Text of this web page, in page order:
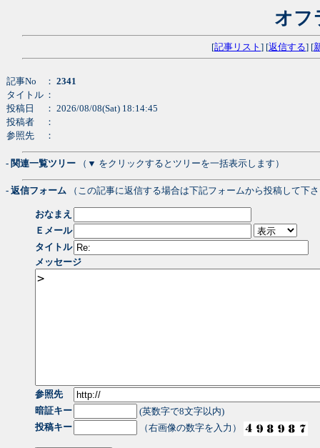
オフ
[記事リスト ] [返信する] [
記事No ： 2341
タイトル ：
投稿日
： 2026/08/08(Sat) 18:14:45
投稿者
：
参照先
：
- 関連一覧ツリー （▼ をクリックするとツリーを一括表示します）
- 返信フォーム （この記事に返信する場合は下記フォームから投稿して下
おなまえ
Ｅメール
タイトル
メッセージ
参照先
暗証キー
(英数字で8文字以内)
投稿キー
（右画像の数字を入力）